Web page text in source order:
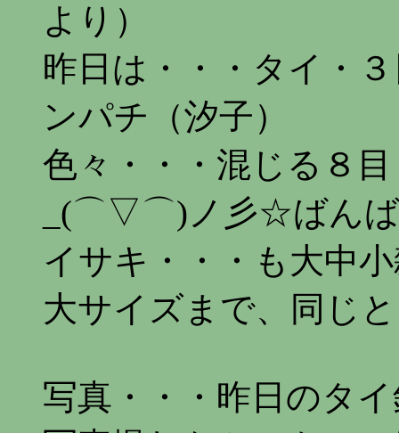
より）
昨日は・・・タイ・
ンパチ（汐子）
色々・・・混じる８
_(⌒▽⌒)ノ彡☆ばん
イサキ・・・も大中
大サイズまで、同じ
写真・・・昨日のタ